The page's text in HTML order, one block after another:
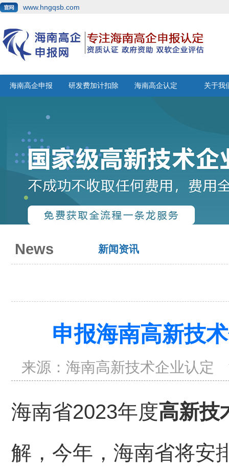
www.hngqsb.com
海南高企申报 研发费加计扣除 海南高企认定 关于我
News 新闻资讯
申报海南高新技
来源： 海南高新技术企业认定
海南省2023年度高新技
解，今年，海南省将安